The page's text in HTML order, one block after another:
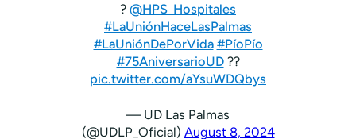
? @HPS_Hospitales
#LaUniónHaceLasPalmas
#LaUniónDePorVida #PíoPío
#75AniversarioUD??
pic.twitter.com/aYsuWDQbys
— UD Las Palmas
(@UDLP_Oficial) August 8, 2024